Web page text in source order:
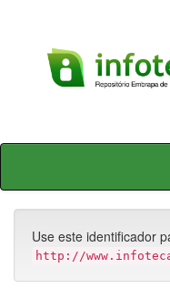
Skip
Use este identificador
http://